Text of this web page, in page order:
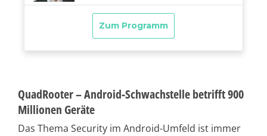
QuadRooter – Android-Schwachstelle betrifft 900
Millionen Geräte
Das Thema Security im Android-Umfeld ist immer